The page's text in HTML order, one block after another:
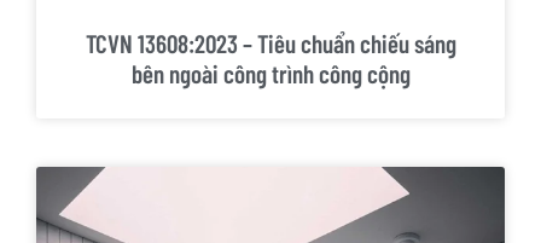
TCVN 13608:2023 – Tiêu chuẩn chiếu sáng
bên ngoài công trình công cộng